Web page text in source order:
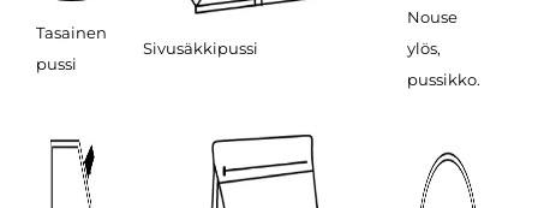
Tasainen
pussi
Sivusäkkipussi
Nouse
ylös,
pussikko.